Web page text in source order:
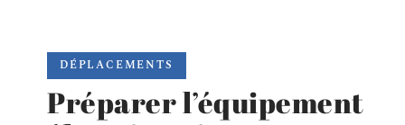
DÉPLACEMENTS
Préparer l’équipement